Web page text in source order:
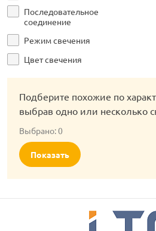
Последовательное
соединение
Режим свечения
Цвет свечения
Подберите похожие по
выбрав одно или несколько
Выбрано:0
Показать